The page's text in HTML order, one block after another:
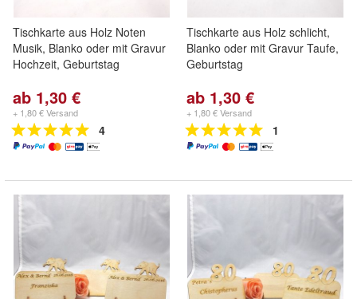
Tischkarte aus Holz Noten
Musik, Blanko oder mit Gravur
Hochzeit, Geburtstag
ab 1,30 €
+ 1,80 € Versand
4
Tischkarte aus Holz schlicht,
Blanko oder mit Gravur Taufe,
Geburtstag
ab 1,30 €
+ 1,80 € Versand
1